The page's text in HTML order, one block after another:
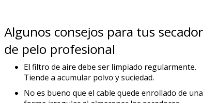
Algunos consejos para tus secador
de pelo profesional
El filtro de aire debe ser limpiado regularmente.
Tiende a acumular polvo y suciedad.
No es bueno que el cable quede enrollado de una